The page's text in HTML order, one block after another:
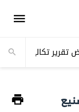
تقرير تكاليف طلبات